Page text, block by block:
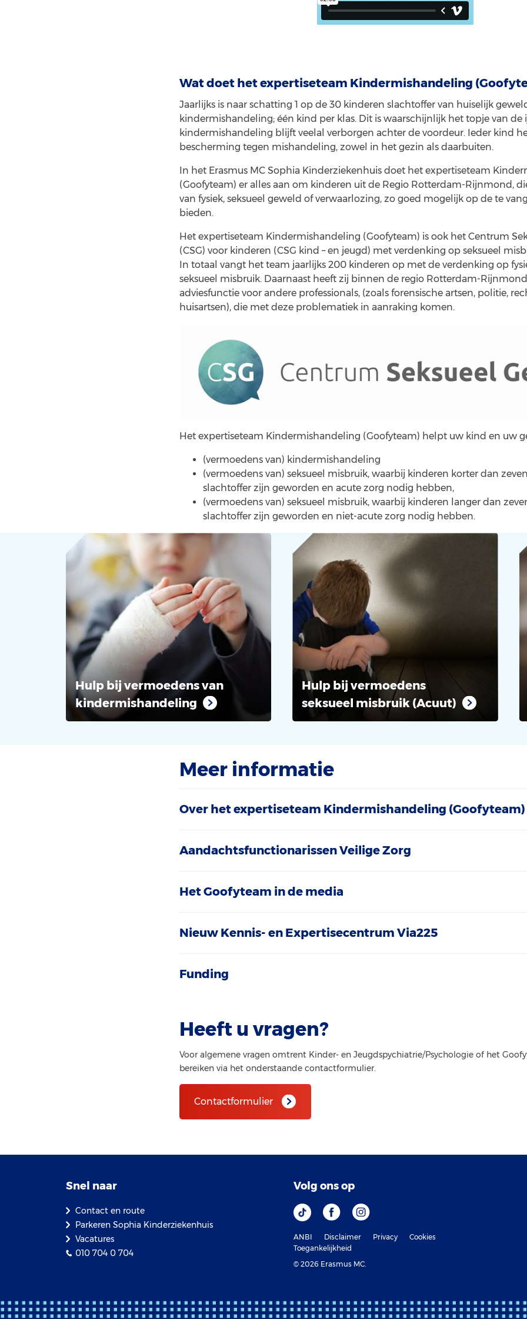
Wat doet het expertiseteam Kindermishandeling
Jaarlijks is naar schatting 1 op de 30 kinderen slachtoffer van huiselijk
kindermishandeling; één kind per klas. Dit is waarschijnlijk het topje van de
kindermishandeling blijft veelal verborgen achter de voordeur. Ieder kind
bescherming tegen mishandeling, zowel in het gezin als daarbuiten.
In het Erasmus MC Sophia Kinderziekenhuis doet het expertiseteam
(Goofyteam) er alles aan om kinderen uit de Regio Rotterdam-Rijnmond,
van fysiek, seksueel geweld of verwaarlozing, zo goed mogelijk op de te
bieden.
Het expertiseteam Kindermishandeling (Goofyteam) is ook het Centrum
(CSG) voor kinderen (CSG kind – en jeugd) met verdenking op seksueel
In totaal vangt het team jaarlijks 200 kinderen op met de verdenking op
seksueel misbruik. Daarnaast heeft zij binnen de regio Rotterdam-
adviesfunctie voor andere professionals, (zoals forensische artsen, politie,
huisartsen), die met deze problematiek in aanraking komen.
Het expertiseteam Kindermishandeling (Goofyteam) helpt uw kind en uw
(vermoedens van) kindermishandeling
(vermoedens van) seksueel misbruik, waarbij kinderen korter dan
slachtoffer zijn geworden en acute zorg nodig hebben,
(vermoedens van) seksueel misbruik, waarbij kinderen langer dan
slachtoffer zijn geworden en niet-acute zorg nodig hebben.
Hulp bij vermoedens van
kindermishandeling
Hulp bij vermoedens
seksueel misbruik (Acuut)
Meer informatie
Over het expertiseteam Kindermishandeling (Goofyteam)
Aandachtsfunctionarissen Veilige Zorg
Het Goofyteam in de media
Nieuw Kennis- en Expertisecentrum Via225
Funding
Heeft u vragen?
Voor algemene vragen omtrent Kinder- en Jeugdspychiatrie/Psychologie of het
bereiken via het onderstaande contactformulier.
Contactformulier
Snel naar
Contact en route
Parkeren Sophia Kinderziekenhuis
Vacatures
010 704 0 704
Volg ons op
ANBI Disclaimer Privacy
Cookies
Toegankelijkheid
© 2026 Erasmus MC.